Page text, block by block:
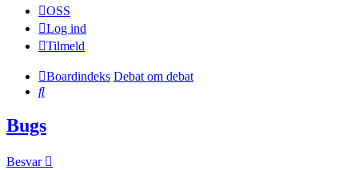
OSS
Log ind
Tilmeld
Boardindeks Debat om debat
Søg
Bugs
Besvar